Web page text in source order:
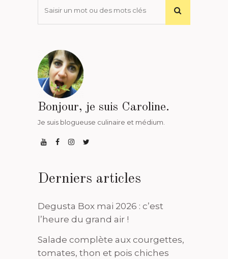
Bonjour, je suis Caroline.
Je suis blogueuse culinaire et médium.
Derniers articles
Degusta Box mai 2026 : c’est
l’heure du grand air !
Salade complète aux courgettes,
tomates, thon et pois chiches